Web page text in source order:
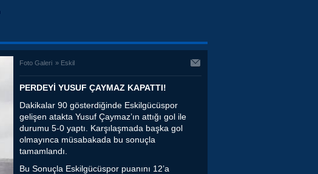
Foto Galeri » Eskil
PERDEYİ YUSUF ÇAYMAZ KAPATTI!
Dakikalar 90 gösterdiğinde Eskilgücüspor
gelişen atakta Yusuf Çaymaz’ın attığı gol ile
durumu 5-0 yaptı. Karşılaşmada başka gol
olmayınca müsabakada bu sonuçla
tamamlandı.
Bu Sonuçla Eskilgücüspor puanını 12’a